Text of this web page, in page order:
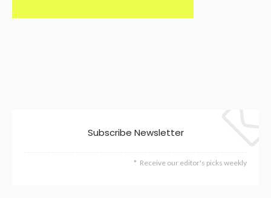
Subscribe Newsletter
Receive our editor's picks weekly